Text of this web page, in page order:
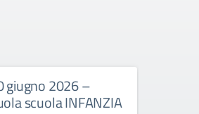
giugno 2026 –
scuola INFANZIA